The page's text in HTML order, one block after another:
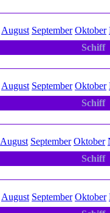
August September Oktober
Schiff
August September Oktober
Schiff
August September Oktober
Schiff
August September Oktober